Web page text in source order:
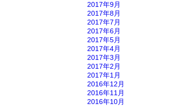
2017年9月
2017年8月
2017年7月
2017年6月
2017年5月
2017年4月
2017年3月
2017年2月
2017年1月
2016年12月
2016年11月
2016年10月